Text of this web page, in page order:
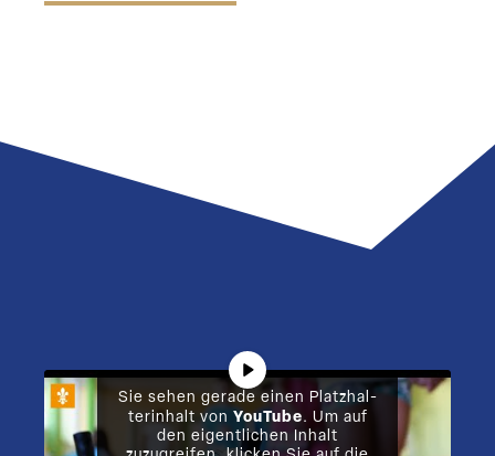
Sie sehen gerade einen Platz­hal­
ter­inhalt von YouTube. Um auf
den eigent­lichen Inhalt